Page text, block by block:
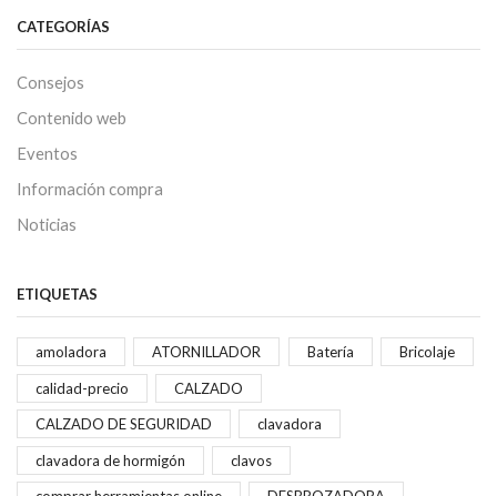
CATEGORÍAS
Consejos
Contenido web
Eventos
Información compra
Noticias
ETIQUETAS
amoladora ATORNILLADOR Batería Bricolaje
calidad-precio CALZADO
CALZADO DE SEGURIDAD clavadora
clavadora de hormigón clavos